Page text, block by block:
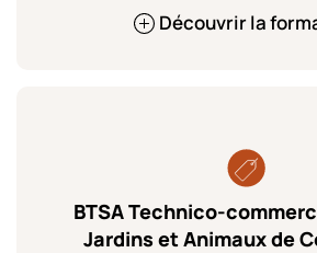
Découvrir la
BTSA Technico-
Jardins et Animaux de